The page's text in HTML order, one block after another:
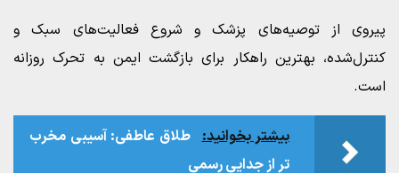
پیروی از توصیه‌های پزشک و شروع فعالیت‌های سبک و
کنترل‌شده، بهترین راهکار برای بازگشت ایمن به تحرک روزانه
است.
بیشتر بخوانید: طلاق عاطفی: آسیبی مخرب‌
تر از جدایی رسمی